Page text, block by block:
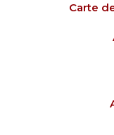
Carte